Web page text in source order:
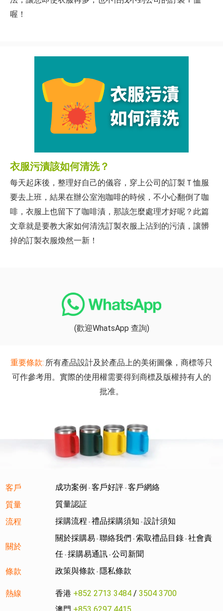
喔！
衣服污漬該如何清洗？
每天起床後，整理好自己的儀容，穿上公司的訂製Ｔ恤服
要去上班，結果在辦公室泡咖啡的時候，不小心翻倒了咖
啡，衣服上也留下了咖啡漬，那該怎麼處理才好呢？此篇
文章就是要教大家如何清洗訂製衣服上沾到的污漬，讓髒
掉的訂製衣服煥然一新！
(歡迎WhatsApp 查詢)
重要條款: 所有產品設計及於產品上的美術圖像，商標等只
可作參考用。實際的使用權需要得到商標及版權持有人的
批准。
客戶 成功案例 - 客戶好評 - 客戶網絡
質量
質量認証
流程
採購流程 - 禮品採購須知 - 設計須知
關於
關於採購易 - 聯絡我們 - 索取禮品目錄 - 社會責
任 - 採購易通訊 - 公司新聞
條款
政策與條款 - 隱私條款
熱線 香港 +852 2713 3484 / 3504 3700